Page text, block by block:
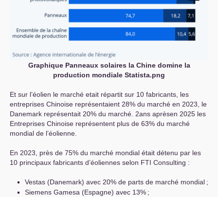
Graphique Panneaux solaires la Chine domine la
production mondiale Statista.png
Et sur l’éolien le marché etait répartit sur 10 fabricants, les
entreprises Chinoise représentaient 28% du marché en 2023, le
Danemark représentait 20% du marché. 2ans aprèsen 2025 les
Entreprises Chinoise représentent plus de 63% du marché
mondial de l’éolienne.
En 2023, près de 75% du marché mondial était détenu par les
10 principaux fabricants d’éoliennes selon FTI Consulting :
Vestas (Danemark) avec 20% de parts de marché mondial ;
Siemens Gamesa (Espagne) avec 13% ;